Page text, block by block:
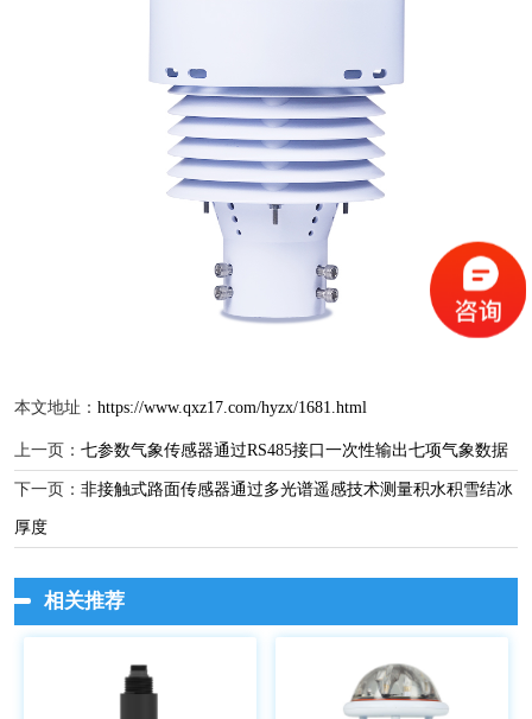
本文地址： https://www.qxz17.com/hyzx/1681.html
上一页： 七参数气象传感器通过RS485接口一次性输出七项气象数据
下一页： 非接触式路面传感器通过多光谱遥感技术测量积水积雪结冰
厚度
相关推荐